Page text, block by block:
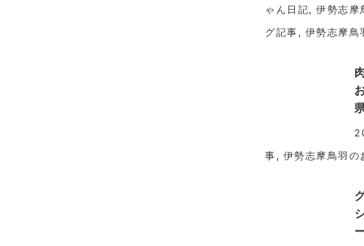
ゃん日記, 伊勢志摩
グ記事 , 伊勢志摩鳥
事 , 伊勢志摩鳥羽の